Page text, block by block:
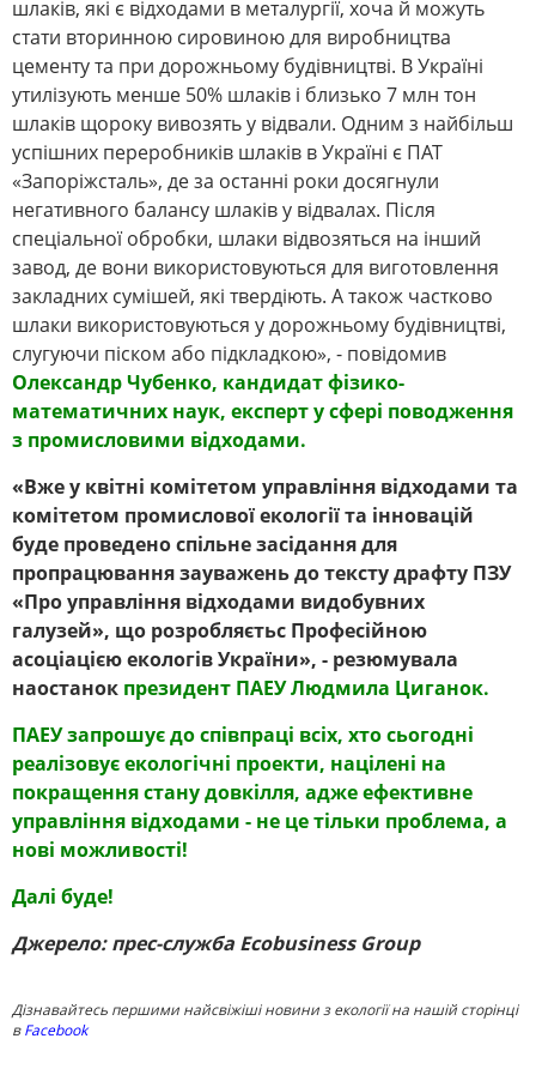
шлаків, які є відходами в металургії, хоча й можуть
стати вторинною сировиною для виробництва
цементу та при дорожньому будівництві. В Україні
утилізують менше 50% шлаків і близько 7 млн тон
шлаків щороку вивозять у відвали. Одним з найбільш
успішних переробників шлаків в Україні є ПАТ
«Запоріжсталь», де за останні роки досягнули
негативного балансу шлаків у відвалах. Після
спеціальної обробки, шлаки відвозяться на інший
завод, де вони використовуються для виготовлення
закладних сумішей, які твердіють. А також частково
шлаки використовуються у дорожньому будівництві,
слугуючи піском або підкладкою», - повідомив
Олександр Чубенко, кандидат фізико-
математичних наук, експерт у сфері поводження
з промисловими відходами.
«Вже у квітні комітетом управління відходами та
комітетом промислової екології та інновацій
буде проведено спільне засідання для
пропрацювання зауважень до тексту драфту ПЗУ
«Про управління відходами видобувних
галузей», що розробляєтьс Професійною
асоціацією екологів України», - резюмувала
наостанок президент ПАЕУ Людмила Циганок.
ПАЕУ запрошує до співпраці всіх, хто сьогодні
реалізовує екологічні проекти, націлені на
покращення стану довкілля, адже ефективне
управління відходами - не це тільки проблема, а
нові можливості!
Далі буде!
Джерело: прес-служба Ecobusiness Group
Дізнавайтесь першими найсвіжіші новини з екології на нашій сторінці
вFacebook